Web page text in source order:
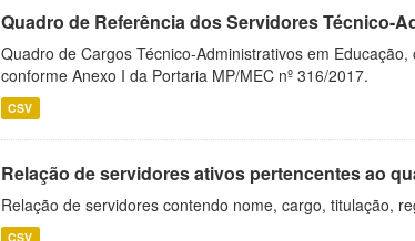
Quadro de Referência dos Servidores Técnico-
Quadro de Cargos Técnico-Administrativos em Educação,
conforme Anexo I da Portaria MP/MEC nº 316/2017.
CSV
Relação de servidores ativos pertencentes ao
Relação de servidores contendo nome, cargo, titulação,
CSV